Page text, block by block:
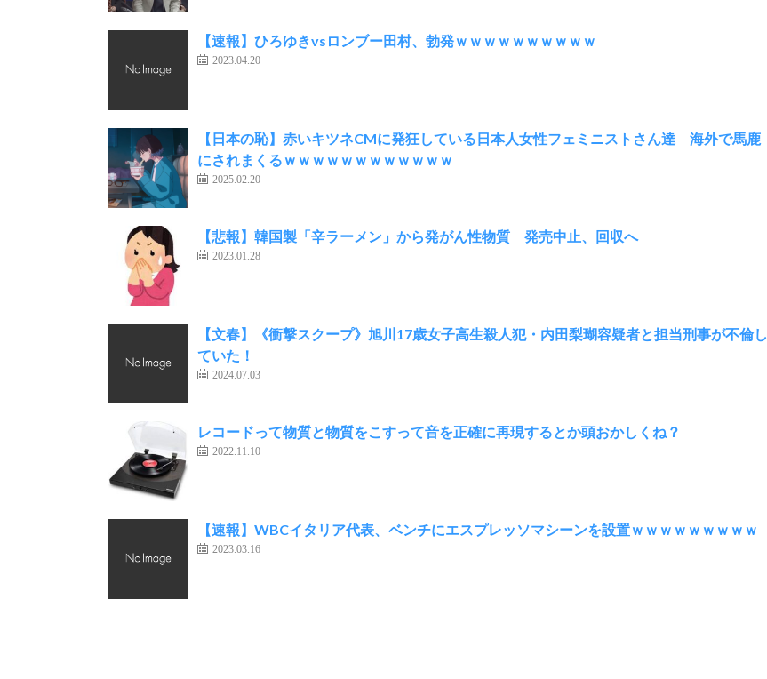
【速報】ひろゆきvsロンブー田村、勃発ｗｗｗｗｗｗｗｗｗｗ
2023.04.20
【日本の恥】赤いキツネCMに発狂している日本人女性フェミニストさん達 海外で馬鹿
にされまくるｗｗｗｗｗｗｗｗｗｗｗｗ
2025.02.20
【悲報】韓国製「辛ラーメン」から発がん性物質 発売中止、回収へ
2023.01.28
【文春】《衝撃スクープ》旭川17歳女子高生殺人犯・内田梨瑚容疑者と担当刑事が不倫し
ていた！
2024.07.03
レコードって物質と物質をこすって音を正確に再現するとか頭おかしくね？
2022.11.10
【速報】WBCイタリア代表、ベンチにエスプレッソマシーンを設置ｗｗｗｗｗｗｗｗｗ
2023.03.16